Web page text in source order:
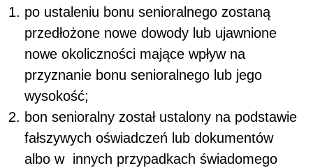
po ustaleniu bonu senioralnego zostaną
przedłożone nowe dowody lub ujawnione
nowe okoliczności mające wpływ na
przyznanie bonu senioralnego lub jego
wysokość;
bon senioralny został ustalony na podstawie
fałszywych oświadczeń lub dokumentów
albo w innych przypadkach świadomego